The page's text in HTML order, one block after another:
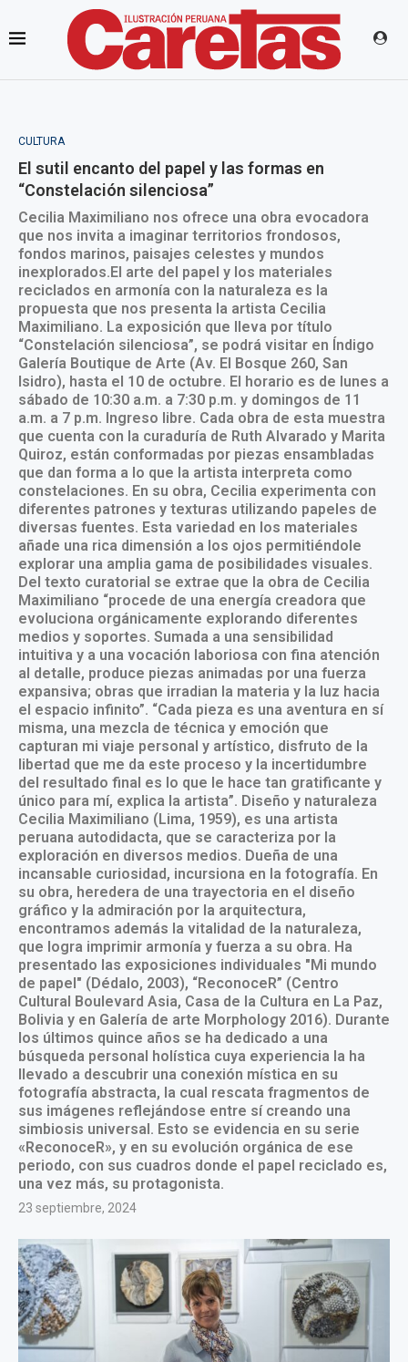
CULTURA
El sutil encanto del papel y las formas en
“Constelación silenciosa”
Cecilia Maximiliano nos ofrece una obra evocadora
que nos invita a imaginar territorios frondosos,
fondos marinos, paisajes celestes y mundos
inexplorados.El arte del papel y los materiales
reciclados en armonía con la naturaleza es la
propuesta que nos presenta la artista Cecilia
Maximiliano. La exposición que lleva por título
“Constelación silenciosa”, se podrá visitar en Índigo
Galería Boutique de Arte (Av. El Bosque 260, San
Isidro), hasta el 10 de octubre. El horario es de lunes a
sábado de 10:30 a.m. a 7:30 p.m. y domingos de 11
a.m. a 7 p.m. Ingreso libre. Cada obra de esta muestra
que cuenta con la curaduría de Ruth Alvarado y Marita
Quiroz, están conformadas por piezas ensambladas
que dan forma a lo que la artista interpreta como
constelaciones. En su obra, Cecilia experimenta con
diferentes patrones y texturas utilizando papeles de
diversas fuentes. Esta variedad en los materiales
añade una rica dimensión a los ojos permitiéndole
explorar una amplia gama de posibilidades visuales.
Del texto curatorial se extrae que la obra de Cecilia
Maximiliano “procede de una energía creadora que
evoluciona orgánicamente explorando diferentes
medios y soportes. Sumada a una sensibilidad
intuitiva y a una vocación laboriosa con fina atención
al detalle, produce piezas animadas por una fuerza
expansiva; obras que irradian la materia y la luz hacia
el espacio infinito”. “Cada pieza es una aventura en sí
misma, una mezcla de técnica y emoción que
capturan mi viaje personal y artístico, disfruto de la
libertad que me da este proceso y la incertidumbre
del resultado final es lo que le hace tan gratificante y
único para mí, explica la artista”. Diseño y naturaleza
Cecilia Maximiliano (Lima, 1959), es una artista
peruana autodidacta, que se caracteriza por la
exploración en diversos medios. Dueña de una
incansable curiosidad, incursiona en la fotografía. En
su obra, heredera de una trayectoria en el diseño
gráfico y la admiración por la arquitectura,
encontramos además la vitalidad de la naturaleza,
que logra imprimir armonía y fuerza a su obra. Ha
presentado las exposiciones individuales "Mi mundo
de papel" (Dédalo, 2003), “ReconoceR” (Centro
Cultural Boulevard Asia, Casa de la Cultura en La Paz,
Bolivia y en Galería de arte Morphology 2016). Durante
los últimos quince años se ha dedicado a una
búsqueda personal holística cuya experiencia la ha
llevado a descubrir una conexión mística en su
fotografía abstracta, la cual rescata fragmentos de
sus imágenes reflejándose entre sí creando una
simbiosis universal. Esto se evidencia en su serie
«ReconoceR», y en su evolución orgánica de ese
periodo, con sus cuadros donde el papel reciclado es,
una vez más, su protagonista.
23 septiembre, 2024